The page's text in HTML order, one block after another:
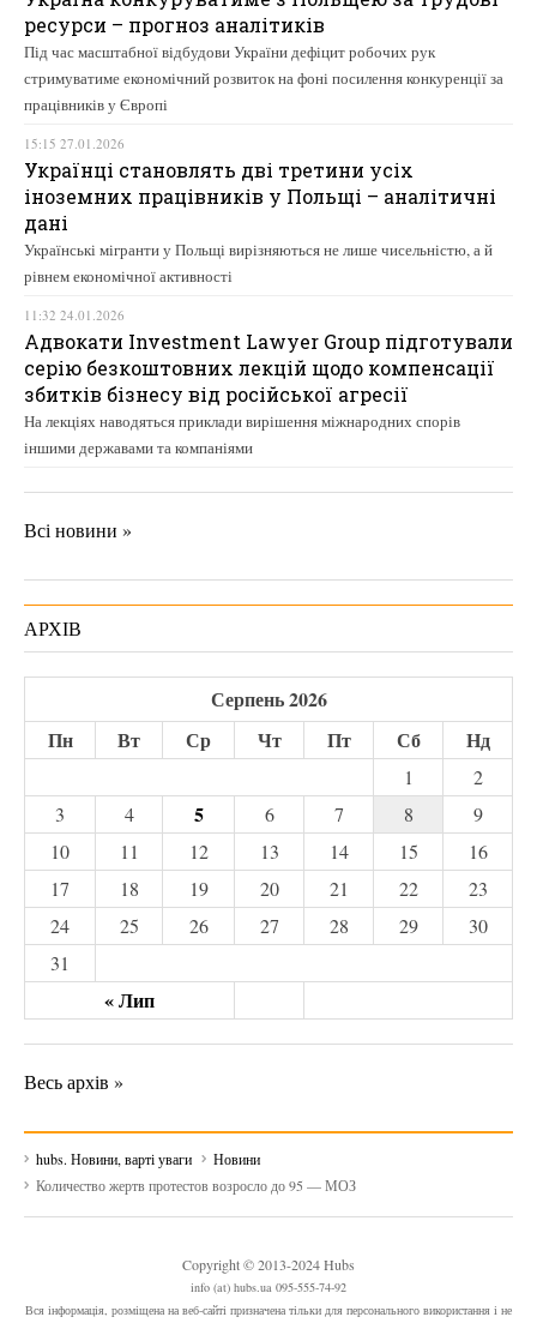
ресурси – прогноз аналітиків
Під час масштабної відбудови України дефіцит робочих рук
стримуватиме економічний розвиток на фоні посилення конкуренції за
працівників у Європі
15:15 27.01.2026
Українці становлять дві третини усіх
іноземних працівників у Польщі – аналітичні
дані
Українські мігранти у Польщі вирізняються не лише чисельністю, а й
рівнем економічної активності
11:32 24.01.2026
Адвокати Investment Lawyer Group підготували
серію безкоштовних лекцій щодо компенсації
збитків бізнесу від російської агресії
На лекціях наводяться приклади вирішення міжнародних спорів
іншими державами та компаніями
Всі новини »
АРХІВ
Серпень 2026
Пн
Вт Ср Чт Пт Сб Нд
« Лип
1
2
3
4 5 6 7 8
9
10
11 12 13 14 15
16
17
18 19 20 21 22
23
24
25 26 27 28 29
30
31
Весь архів »
hubs. Новини, варті уваги
Новини
Количество жертв протестов возросло до 95 — МОЗ
Copyright © 2013-2024 Hubs
info (at) hubs.ua 095-555-74-92
Вся інформація, розміщена на веб-сайті призначена тільки для персонального використання і не